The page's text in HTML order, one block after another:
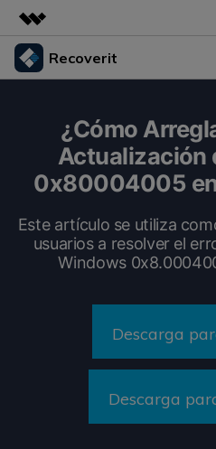
Productos destacados
Utilidades
Resumen
Soluciones
Quiénes somos
Sala de prensa
Recoverit
Recoverit para
Recoverit para Mac
Funciones
Recuperar Medios
Recuperar Documentos
Escenarios de Pérdida de
VER TODAS LAS
Recursos
Por qué Recoverit
Historias de Clientes
Temas Destacados
DESCARGAR
¿Cómo
Actualización
0x80004005
Este artículo se utiliza
usuarios a resolver el
Windows
Descarga
Descarga